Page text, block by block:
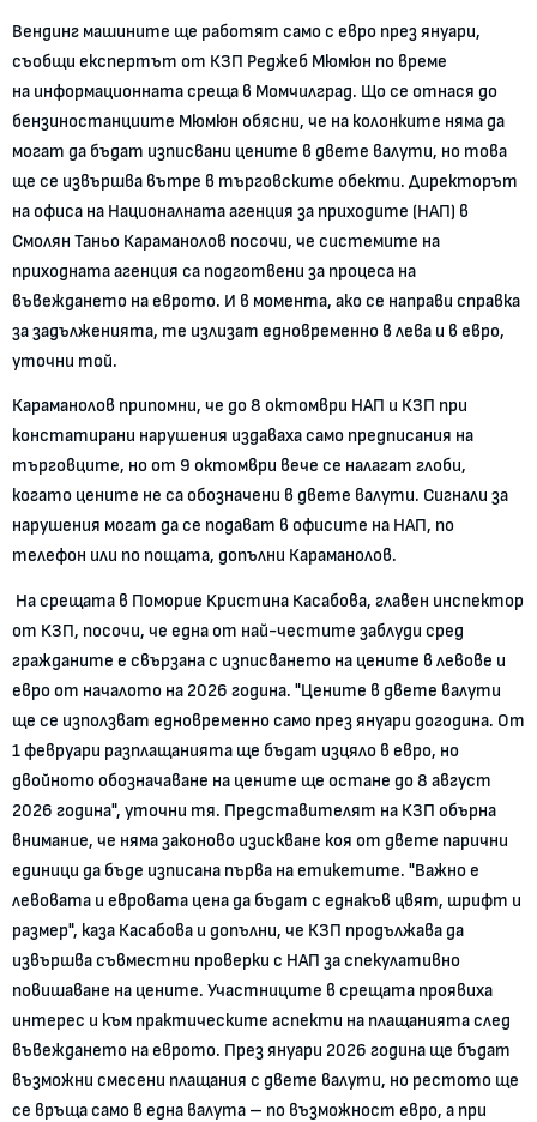
Вендинг машините ще работят само с евро през януари,
съобщи експертът от КЗП Реджеб Мюмюн по време
на информационната среща в Момчилград. Що се отнася до
бензиностанциите Мюмюн обясни, че на колонките няма да
могат да бъдат изписвани цените в двете валути, но това
ще се извършва вътре в търговските обекти. Директорът
на офиса на Националната агенция за приходите (НАП) в
Смолян Таньо Караманолов посочи, че системите на
приходната агенция са подготвени за процеса на
въвеждането на еврото. И в момента, ако се направи справка
за задълженията, те излизат едновременно в лева и в евро,
уточни той.
Караманолов припомни, че до 8 октомври НАП и КЗП при
констатирани нарушения издаваха само предписания на
търговците, но от 9 октомври вече се налагат глоби,
когато цените не са обозначени в двете валути. Сигнали за
нарушения могат да се подават в офисите на НАП, по
телефон или по пощата, допълни Караманолов.
На срещата в Поморие Кристина Касабова, главен инспектор
от КЗП, посочи, че една от най-честите заблуди сред
гражданите е свързана с изписването на цените в левове и
евро от началото на 2026 година. "Цените в двете валути
ще се използват едновременно само през януари догодина. От
1 февруари разплащанията ще бъдат изцяло в евро, но
двойното обозначаване на цените ще остане до 8 август
2026 година", уточни тя. Представителят на КЗП обърна
внимание, че няма законово изискване коя от двете парични
единици да бъде изписана първа на етикетите. "Важно е
левовата и евровата цена да бъдат с еднакъв цвят, шрифт и
размер", каза Касабова и допълни, че КЗП продължава да
извършва съвместни проверки с НАП за спекулативно
повишаване на цените. Участниците в срещата проявиха
интерес и към практическите аспекти на плащанията след
въвеждането на еврото. През януари 2026 година ще бъдат
възможни смесени плащания с двете валути, но рестото ще
се връща само в една валута – по възможност евро, а при